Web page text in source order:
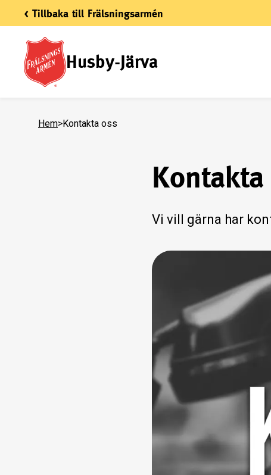
< Tillbaka till Frälsningsarmén
Husby-Järva
Hem>Kontakta oss
Vi vill gärna har